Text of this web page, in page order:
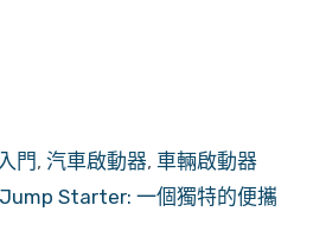
門,汽車啟動器,車輛啟動器
Starter: 一個獨特的便攜